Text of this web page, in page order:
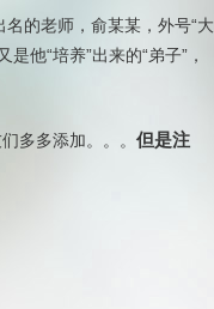
的老师，俞某某，外号“大
他“培养”出来的“弟子”，
多多添加。。。 但是注